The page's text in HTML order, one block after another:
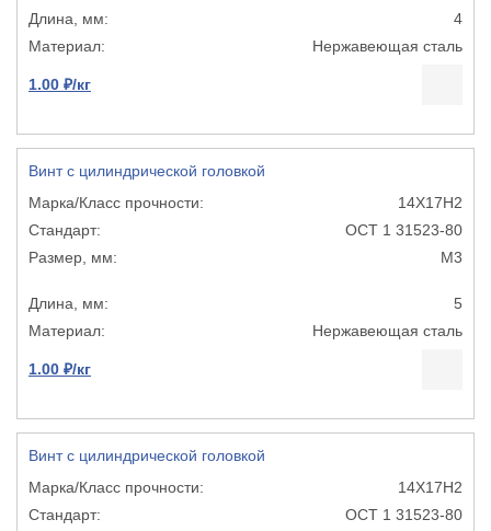
4
Нержавеющая сталь
1.00 ₽/кг
Винт с цилиндрической головкой
14Х17Н2
ОСТ 1 31523-80
М3
5
Нержавеющая сталь
1.00 ₽/кг
Винт с цилиндрической головкой
14Х17Н2
ОСТ 1 31523-80